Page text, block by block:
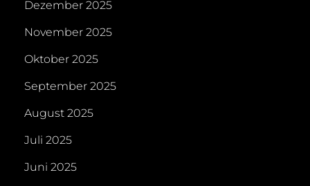
Dezember 2025
November 2025
Oktober 2025
September 2025
August 2025
Juli 2025
Juni 2025